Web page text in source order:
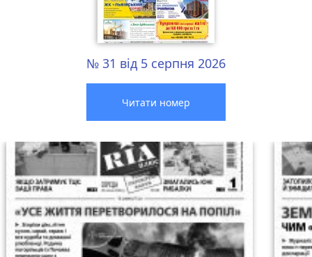
№ 31 від 5 серпня 2026
Читати номер